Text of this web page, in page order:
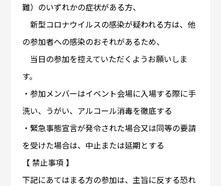
難）のいずれかの症状がある方、
新型コロナウイルスの感染が疑われる方は、他
の参加者への感染のおそれがあるため、
当日の参加を控えていただくようお願いしま
す。
・参加メンバーはイベント会場に入場する際に手
洗い、うがい、アルコール消毒を徹底する
・緊急事態宣言が発令された場合又は同等の要請
を受けた場合は、中止または延期とする
【 禁止事項 】
下記にあてはまる方の参加は、主旨に反する恐れ